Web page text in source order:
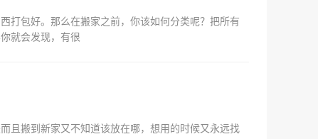
打包好。那么在搬家之前，你该如何分类呢？把所有
就会发现，有很
且搬到新家又不知道该放在哪，想用的时候又永远找